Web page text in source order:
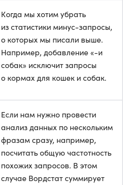
Когда мы хотим убрать
из статистики минус-запросы,
о которых мы писали выше.
Например, добавление «-и
собак» исключит запросы
о кормах для кошек и собак.
Если нам нужно провести
анализ данных по нескольким
фразам сразу, например,
посчитать общую частотность
похожих запросов. В этом
случае Вордстат суммирует